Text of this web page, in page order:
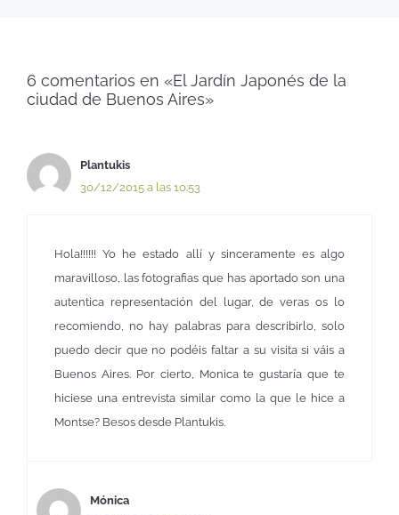
6 comentarios en «El Jardín Japonés de la
ciudad de Buenos Aires»
Plantukis
30/12/2015 a las 10:53
Hola!!!!!! Yo he estado allí y sinceramente es algo
maravilloso, las fotografias que has aportado son una
autentica representación del lugar, de veras os lo
recomiendo, no hay palabras para describirlo, solo
puedo decir que no podéis faltar a su visita si váis a
Buenos Aires. Por cierto, Monica te gustaría que te
hiciese una entrevista similar como la que le hice a
Montse? Besos desde Plantukis.
Mónica